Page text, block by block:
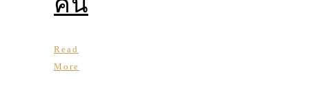
Read
More